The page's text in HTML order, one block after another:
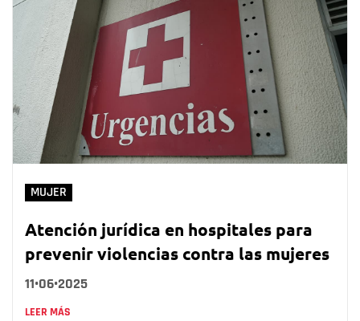
MUJER
Atención jurídica en hospitales para
prevenir violencias contra las mujeres
11•06•2025
LEER MÁS